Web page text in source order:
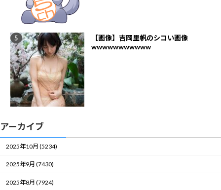
【画像】吉岡里帆のシコい画像
wwwwwwwwwww
アーカイブ
2025年10月 (5234)
2025年9月 (7430)
2025年8月 (7924)